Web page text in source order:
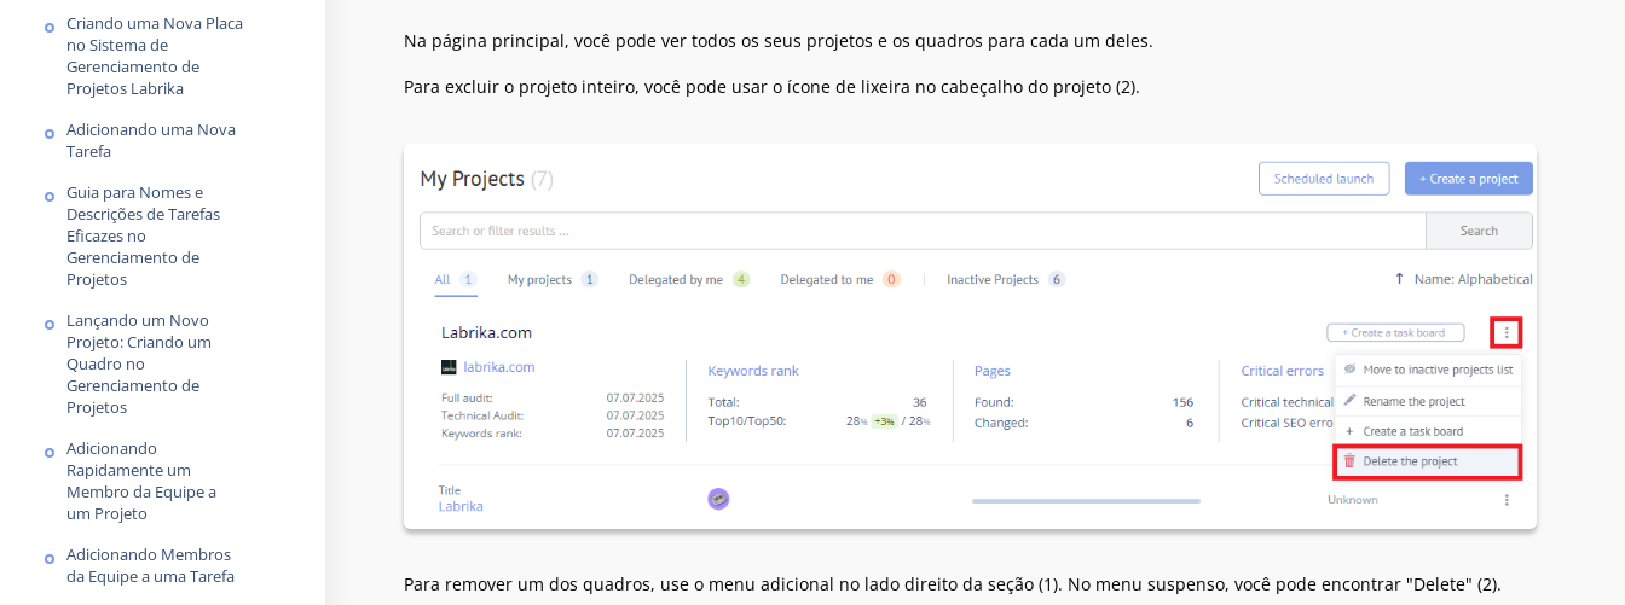
Criando uma Nova Placa
no Sistema de
Gerenciamento de
Projetos Labrika
Adicionando uma Nova
Tarefa
Guia para Nomes e
Descrições de Tarefas
Eficazes no
Gerenciamento de
Projetos
Lançando um Novo
Projeto: Criando um
Quadro no
Gerenciamento de
Projetos
Adicionando
Rapidamente um
Membro da Equipe a
um Projeto
Adicionando Membros
da Equipe a uma Tarefa
Na página principal, você pode ver todos os seus projetos e os quadros para cada um deles.
Para excluir o projeto inteiro, você pode usar o ícone de lixeira no cabeçalho do projeto (2).
Para remover um dos quadros, use o menu adicional no lado direito da seção (1). No menu suspenso, você pode encontrar "Delete" (2).